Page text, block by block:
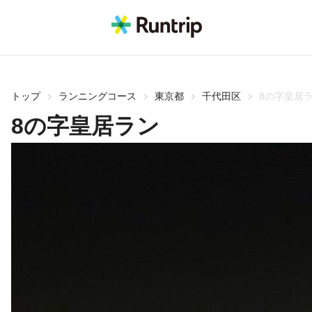
トップ ランニングコース 東京都 千代田区 8の字皇居
8の字皇居ラン